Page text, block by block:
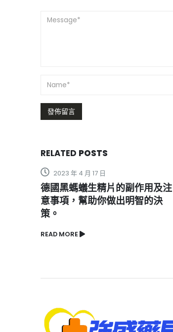
RELATED POSTS
2024 年 1 月 18 日
印度卡其丸壯陽藥在印度當地購
買便宜嗎？與臺灣藥局價格相
比，哪個更實惠？
READ MORE